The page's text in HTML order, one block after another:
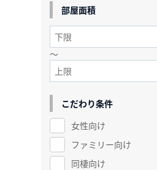
部屋面積
～
こだわり条件
女性向け
ファミリー向け
同棲向け